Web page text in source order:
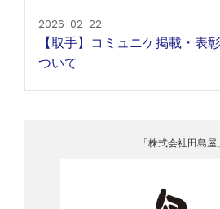
2026-02-22
【取手】コミュニケ掲載・表
ついて
「株式会社田島屋」